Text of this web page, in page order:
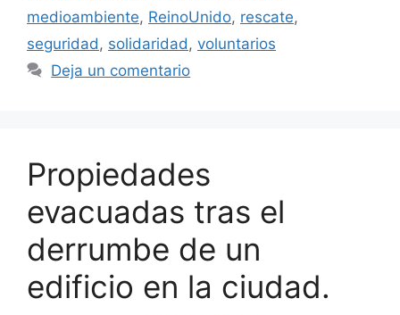
medioambiente, ReinoUnido, rescate,
seguridad , solidaridad , voluntarios
Deja un comentario
Propiedades
evacuadas tras el
derrumbe de un
edificio en la ciudad.